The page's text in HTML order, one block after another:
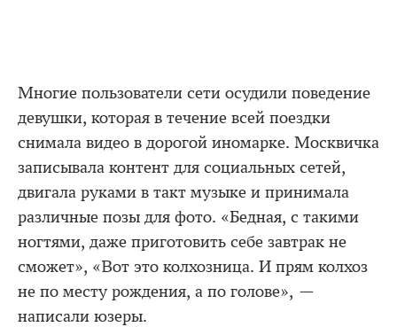
Многие пользователи сети осудили поведение
девушки, которая в течение всей поездки
снимала видео в дорогой иномарке. Москвичка
записывала контент для социальных сетей,
двигала руками в такт музыке и принимала
различные позы для фото. «Бедная, с такими
ногтями, даже приготовить себе завтрак не
сможет», «Вот это колхозница. И прям колхоз
не по месту рождения, а по голове», —
написали юзеры.